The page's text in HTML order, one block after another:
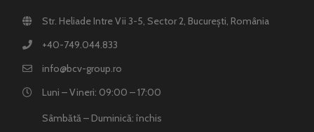
Str. Heliade Intre Vii 3-5, Sector 2, București, România
+40-749.044.833
info@bcv-group.ro
Luni – Vineri: 09:00 – 17:00
Sâmbătă – Duminică: închis